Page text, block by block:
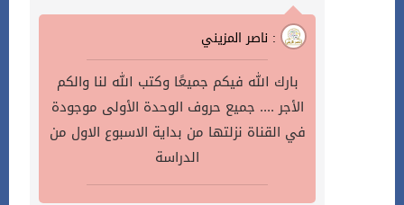
ناصر المزيني :
بارك الله فيكم جميعًا وكتب الله لنا والكم
الأجر .... جميع حروف الوحدة الأولى موجودة
في القناة نزلتها من بداية الاسبوع الاول من
الدراسة